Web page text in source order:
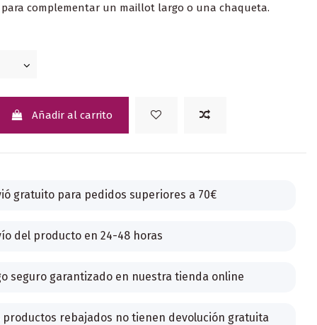
para complementar un maillot largo o una chaqueta.
Añadir al carrito
gratuito para pedidos superiores a 70€
del producto en 24-48 horas
seguro garantizado en nuestra tienda online
productos rebajados no tienen devolución gratuita